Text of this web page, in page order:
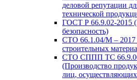
деловой репутации
технической
ГОСТ Р 66.9.02-2015
безопасность)
СТО 66.1.04/М – 2017
строительных
СТО СППП ТС
(Производство
лиц, осуществляющих